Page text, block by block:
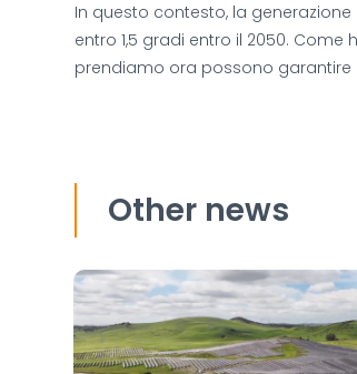
In questo contesto, la
entro 1,5 gradi entro il 2050.
prendiamo ora possono garantire
Other news